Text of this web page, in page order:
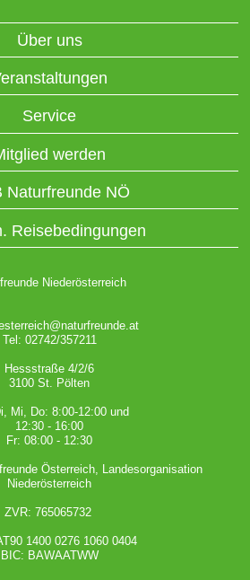
Über uns
Service
werden
Naturfreunde NÖ
Reisebedingungen
Niederösterreich
Tel: 02742/357211
Hessstraße 4/2/6
3100 St. Pölten
Mi, Do: 8:00-12:00 und
12:30 - 16:00
Fr: 08:00 - 12:30
Österreich, Landesorganisation
Niederösterreich
ZVR: 765065732
1400 0276 1060 0404
BIC: BAWAATWW